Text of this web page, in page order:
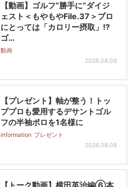
【動画】ゴルフ“勝手に”ダイジ
ェスト＜もやもやFile.37＞プロ
にとっては「カロリー摂取」!?
ゴ…
動画
2026.08.08
【プレゼント】軸が整う！トッ
ププロも愛用するデサントゴル
フの半袖ポロを1名様に
information プレゼント
2026.08.08